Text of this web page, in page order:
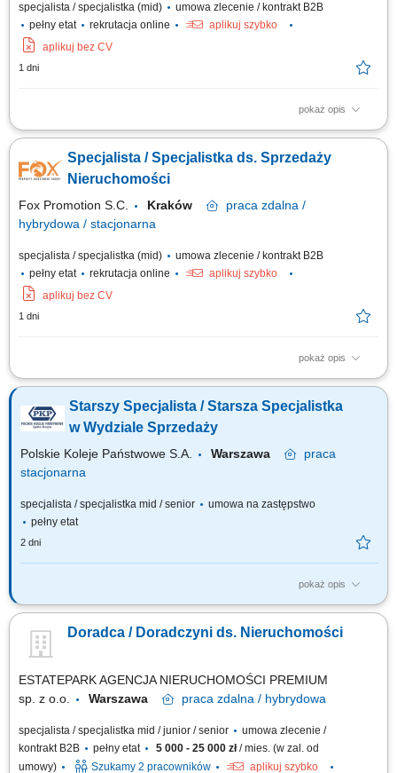
specjalista / specjalistka (mid)
umowa zlecenie / kontrakt B2B
pełny etat
rekrutacja online
aplikuj szybko
aplikuj bez CV
1 dni
pokaż opis
aktywne pozyskiwanie ofert sprzedaży i wynajmu nieruchomości,
najmu, prezentowanie nieruchomości zainteresowanym klientom,
prowadzenie negocjacji oraz przygotowywanie do finalizacji transakcji,
Specjalista / Specjalistka ds. Sprzedaży
Nieruchomości
Fox Promotion S.C. Kraków praca zdalna /
hybrydowa / stacjonarna
specjalista / specjalistka (mid)
umowa zlecenie / kontrakt B2B
pełny etat
rekrutacja online
aplikuj szybko
aplikuj bez CV
1 dni
pokaż opis
aktywne pozyskiwanie ofert sprzedaży i wynajmu nieruchomości,
najmu, prezentowanie nieruchomości zainteresowanym klientom,
prowadzenie negocjacji oraz przygotowywanie do finalizacji transakcji,
Starszy Specjalista / Starsza Specjalistka
w Wydziale Sprzedaży
Polskie Koleje Państwowe S.A. Warszawa
praca
stacjonarna
specjalista / specjalistka mid / senior
umowa na zastępstwo
pełny etat
2 dni
pokaż opis
Na tym stanowisku będziesz odpowiedzialny(-a) za: Prowadzenie spraw
geodezyjno-prawnych, weryfikacja operatów szacunkowych;
Opracowywanie wniosków na posiedzenie Zarządu i projektów uchwał
Doradca / Doradczyni ds. Nieruchomości
ESTATEPARK AGENCJA NIERUCHOMOŚCI PREMIUM
sp. z o.o.
Warszawa praca zdalna / hybrydowa
specjalista / specjalistka mid / junior / senior
umowa zlecenie /
kontrakt B2B
pełny etat 5 000 - 25 000 zł/ mies. (w zal. od
umowy)
Szukamy 2 pracowników aplikuj szybko